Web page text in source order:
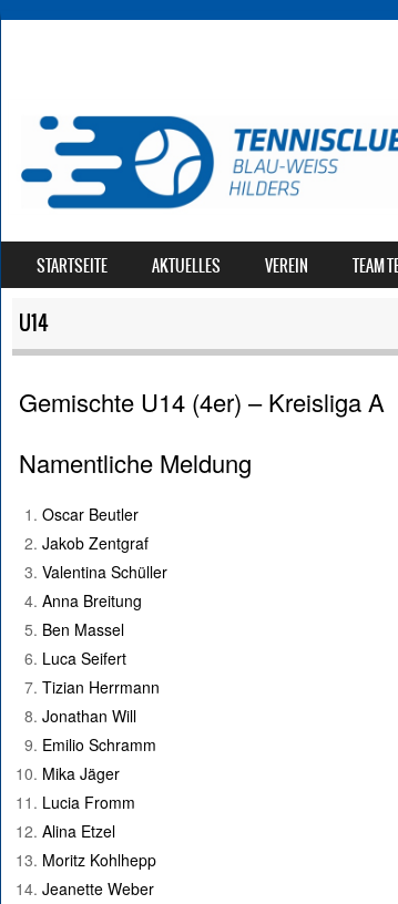
MENU
SKIP TO CONTENT
STARTSEITE AKTUELLES VEREIN TEAM
U14
Gemischte U14 (4er) – Kreisliga A
Namentliche Meldung
Oscar Beutler
Jakob Zentgraf
Valentina Schüller
Anna Breitung
Ben Massel
Luca Seifert
Tizian Herrmann
Jonathan Will
Emilio Schramm
Mika Jäger
Lucia Fromm
Alina Etzel
Moritz Kohlhepp
Jeanette Weber